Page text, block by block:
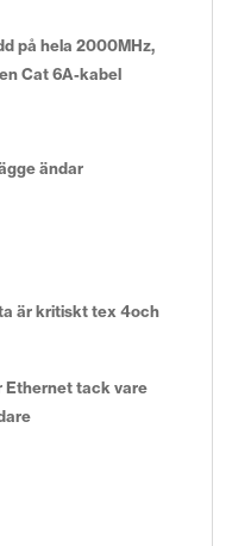
på hela 2000MHz,
Cat 6A-kabel
ändar
är kritiskt tex 4och
Ethernet tack vare